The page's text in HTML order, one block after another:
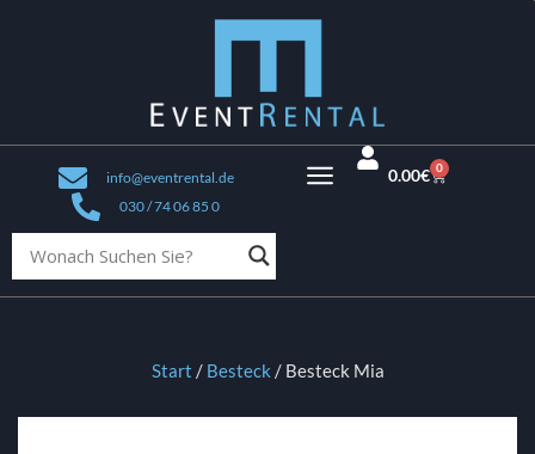
info@eventrental.de
030 / 74 06 85 0
0.00€ 0
Start / Besteck / Besteck Mia